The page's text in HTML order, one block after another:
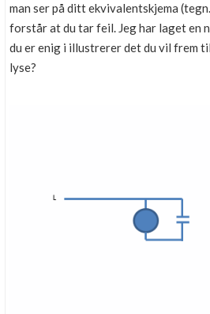
man ser på ditt ekvivalentskjema
forstår at du tar feil. Jeg har laget en
du er enig i illustrerer det du vil frem
lyse?